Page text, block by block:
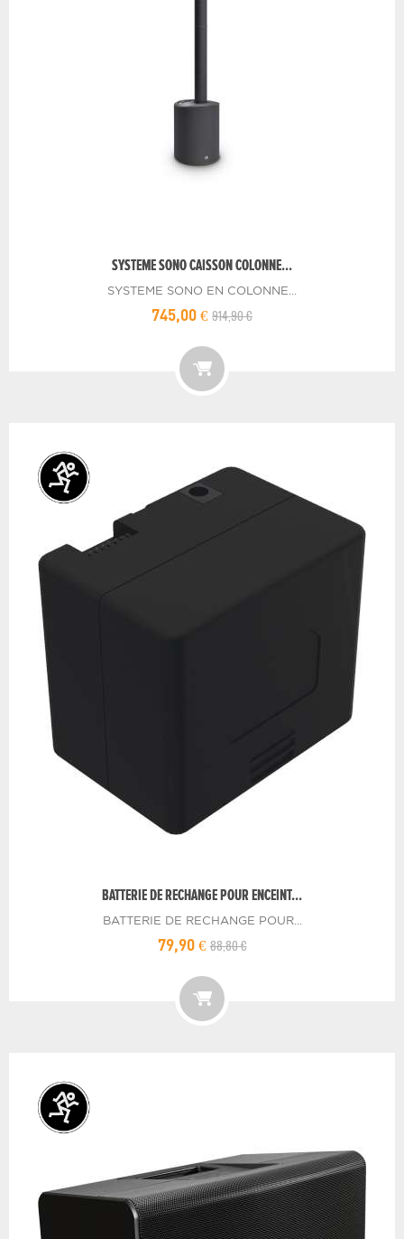
SYSTEME SONO CAISSON COLONNE...
SYSTEME SONO EN COLONNE...
745,00 € 914,90 €
BATTERIE DE RECHANGE POUR ENCEINT...
BATTERIE DE RECHANGE POUR...
79,90 €88,80 €